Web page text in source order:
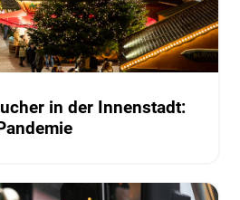
in der Innenstadt: